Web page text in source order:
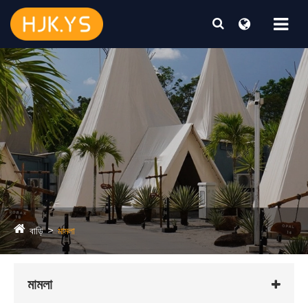
বাড়ি মামলা
মামলা